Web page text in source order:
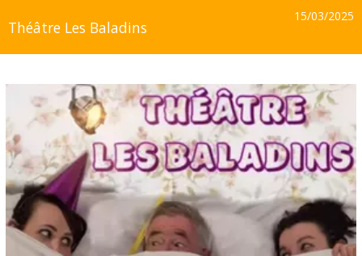
Théâtre Les Baladins
15/03/2025